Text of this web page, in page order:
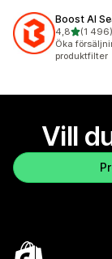
Boost AI
4,8av 5(1 496)
1496
Öka
produktfilter
Vill